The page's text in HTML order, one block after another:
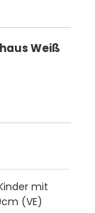
Weiß
mit
(VE)